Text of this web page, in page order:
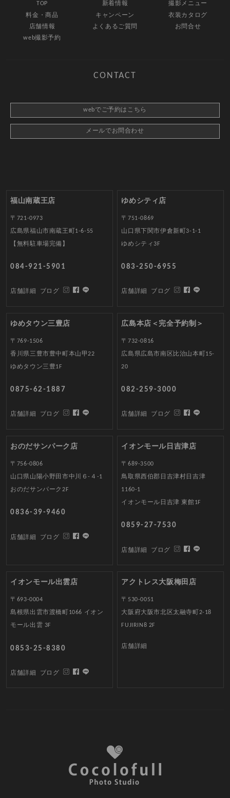
TOP 新着情報
撮影メニュー
料金・商品
キャンペーン
衣装カタログ
店舗情報
よくあるご質問
お問合せ
web撮影予約
CONTACT
webでご予約はこちら
メールでお問合わせ
福山南蔵王店
〒721-0973
広島県福山市南蔵王町1-6-55
【無料駐車場完備】
084-921-5901
店舗詳細 ブログ
ゆめシティ店
〒751-0869
山口県下関市伊倉新町3-1-1
ゆめシティ3F
083-250-6955
店舗詳細 ブログ
ゆめタウン三豊店
〒769-1506
香川県三豊市豊中町本山甲22
ゆめタウン三豊1F
0875-62-1887
店舗詳細 ブログ
広島本店＜完全予約制＞
〒732-0816
広島県広島市南区比治山本町15-
20
082-259-3000
店舗詳細 ブログ
おのだサンパーク店
〒756-0806
山口県山陽小野田市中川６-４-1
おのだサンパーク2F
0836-39-9460
店舗詳細 ブログ
イオンモール日吉津店
〒689-3500
鳥取県西伯郡日吉津村日吉津
1160-1
イオンモール日吉津 東館1F
0859-27-7530
店舗詳細 ブログ
イオンモール出雲店
〒693-0004
島根県出雲市渡橋町1066 イオン
モール出雲 3F
0853-25-8380
店舗詳細 ブログ
アクトレス大阪梅田店
〒530-0051
大阪府大阪市北区太融寺町2-18
FUJIRIN8 2F
店舗詳細